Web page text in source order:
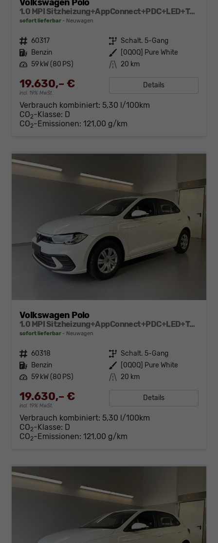
Volkswagen Polo
1.0 MPI Sitzheizung+AppConnect+PDC+LED+Touch+Lichtsensor+MultiLenkrad
sofort lieferbar Neuwagen
Fahrzeugnr. 60317 Getriebe Schalt. 5-Gang
Kraftstoff Benzin Außenfarbe
[0Q0Q] Pure White
Leistung 59 kW (80 PS) Kilometerstand 20 km
19.630,– €
incl. 19% MwSt.
Details
Verbrauch kombiniert: 5,30 l/100km
CO2-Klasse: D
CO2-Emissionen: 121,00 g/km
Volkswagen Polo
1.0 MPI Sitzheizung+AppConnect+PDC+LED+Touch+Lichtsensor+MultiLenkrad
sofort lieferbar Neuwagen
Fahrzeugnr. 60318 Getriebe Schalt. 5-Gang
Kraftstoff Benzin Außenfarbe
[0Q0Q] Pure White
Leistung 59 kW (80 PS) Kilometerstand 20 km
19.630,– €
incl. 19% MwSt.
Details
Verbrauch kombiniert: 5,30 l/100km
CO2-Klasse: D
CO2-Emissionen: 121,00 g/km